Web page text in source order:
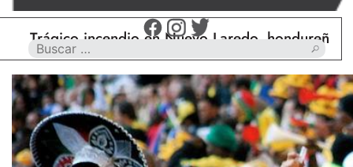
incendio en Nuevo Laredo, hondureño muere